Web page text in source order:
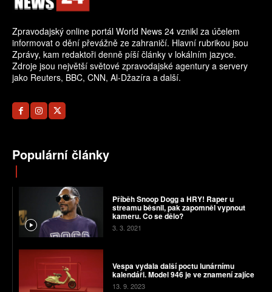
Zpravodajský online portál World News 24 vznikl za účelem
informovat o dění převážně ze zahraničí. Hlavní rubrikou jsou
Zprávy, kam redaktoři denně píší články v lokálním jazyce.
Zdroje jsou největší světové zpravodajské agentury a servery
jako Reuters, BBC, CNN, Al-Džazíra a další.
Populární články
Příběh Snoop Dogg a HRY! Raper u
streamu běsnil, pak zapomněl vypnout
kameru. Co se dělo?
3. 3. 2021
Vespa vydala další poctu lunárnímu
kalendáři. Model 946 je ve znamení zajíce
13. 9. 2023